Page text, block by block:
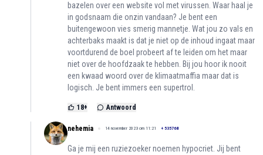
bazelen over een website vol met virussen. Waar haal je
in godsnaam die onzin vandaan? Je bent een
buitengewoon vies smerig mannetje. Wat jou zo vals en
achterbaks maakt is dat je niet op de inhoud ingaat maar
voortdurend de boel probeert af te leiden om het maar
niet over de hoofdzaak te hebben. Bij jou hoor ik nooit
een kwaad woord over de klimaatmaffia maar dat is
logisch. Je bent immers een supertrol.
18+ Antwoord
nehemia 14 november 2023 om 11:21 + 535768
Ga je mij een ruziezoeker noemen hypocriet. Jij bent